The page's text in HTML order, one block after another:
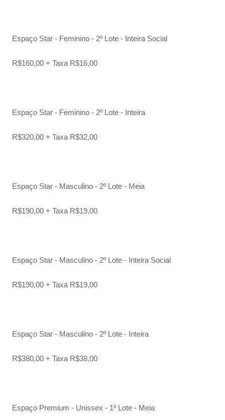
Espaço Star - Feminino - 2º Lote - Inteira Social
R$160,00 + Taxa R$16,00
Espaço Star - Feminino - 2º Lote - Inteira
R$320,00 + Taxa R$32,00
Espaço Star - Masculino - 2º Lote - Meia
R$190,00 + Taxa R$19,00
Espaço Star - Masculino - 2º Lote - Inteira Social
R$190,00 + Taxa R$19,00
Espaço Star - Masculino - 2º Lote - Inteira
R$380,00 + Taxa R$38,00
Espaço Premium - Unissex - 1º Lote - Meia